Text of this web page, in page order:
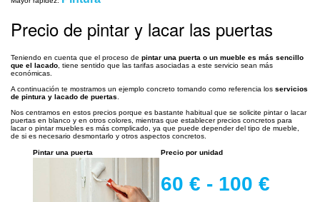
Precio de pintar y lacar las puertas
Teniendo en cuenta que el proceso de pintar una puerta o un mueble es más sencillo
que el lacado , tiene sentido que las tarifas asociadas a este servicio sean más
económicas.
A continuación te mostramos un ejemplo concreto tomando como referencia los servicios
de pintura y lacado de puertas
Nos centramos en estos precios porque es bastante habitual que se solicite pintar o lacar
puertas en blanco y en otros colores, mientras que establecer precios concretos para
lacar o pintar muebles es más complicado, ya que puede depender del tipo de mueble,
de si es necesario desmontarlo y otros aspectos concretos.
Pintar una puerta Precio por unidad
60 € - 100 €